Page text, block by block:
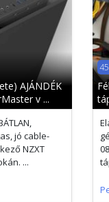
AJÁNDÉK
v ...
jó cable-
NZXT
...